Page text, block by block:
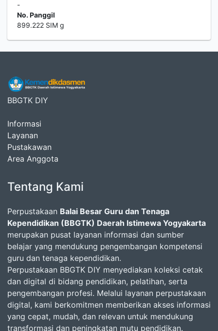
-
No. Panggil
899.222 SIM g
BBGTK DIY
Informasi
Layanan
Pustakawan
Area Anggota
Tentang Kami
Perpustakaan Balai Besar Guru dan Tenaga
Kependidikan (BBGTK) Daerah Istimewa Yogyakarta
merupakan pusat layanan informasi dan sumber
belajar yang mendukung pengembangan kompetensi
guru dan tenaga kependidikan.
Perpustakaan BBGTK DIY menyediakan koleksi cetak
dan digital di bidang pendidikan, pelatihan, serta
pengembangan profesi. Melalui layanan perpustakaan
digital, kami berkomitmen memberikan akses informasi
yang cepat, mudah, dan relevan untuk mendukung
transformasi dan peningkatan mutu pendidikan.